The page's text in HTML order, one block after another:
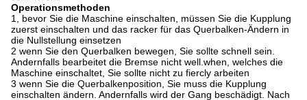
Operationsmethoden
1, bevor Sie die Maschine einschalten, müssen Sie die Kupplung
zuerst einschalten und das racker für das Querbalken-Ändern in
die Nullstellung einsetzen
2 wenn Sie den Querbalken bewegen, Sie sollte schnell sein.
Andernfalls bearbeitet die Bremse nicht well.when, welches die
Maschine einschaltet, Sie sollte nicht zu fiercly arbeiten
3 wenn Sie die Querbalkenposition, Sie muss die Kupplung
einschalten ändern. Andernfalls wird der Gang beschädigt. Nach